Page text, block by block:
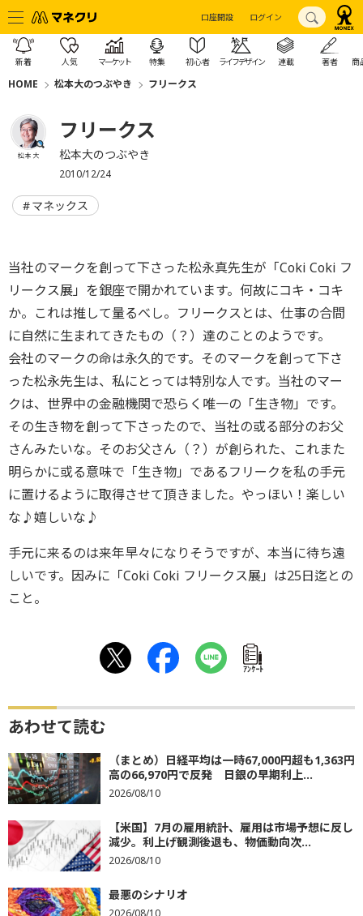
口座開設 ログイン
新着 人気 マーケット 特集 初心者 ライフデザイン 連載 著者 商
HOME 松本大のつぶやき フリークス
松本 大
フリークス
松本大のつぶやき
2010/12/24
マネックス
当社のマークを創って下さった松永真先生が「Coki Coki フ
リークス展」を銀座で開かれています。何故にコキ・コキ
か。これは推して量るべし。フリークスとは、仕事の合間
に自然に生まれてきたもの（？）達のことのようです。
会社のマークの命は永久的です。そのマークを創って下さ
った松永先生は、私にとっては特別な人です。当社のマー
クは、世界中の金融機関で恐らく唯一の「生き物」です。
その生き物を創って下さったので、当社の或る部分のお父
さんみたいな。そのお父さん（？）が創られた、これまた
明らかに或る意味で「生き物」であるフリークを私の手元
に置けるように取得させて頂きました。やっほい！楽しい
な♪嬉しいな♪
手元に来るのは来年早々になりそうですが、本当に待ち遠
しいです。因みに「Coki Coki フリークス展」は25日迄との
こと。
ｱﾝｹｰﾄ
あわせて読む
（まとめ）日経平均は一時67,000円超も1,363円
高の66,970円で反発 日銀の早期利上...
2026/08/10
【米国】7月の雇用統計、雇用は市場予想に反し
減少。利上げ観測後退も、物価動向次...
2026/08/10
最悪のシナリオ